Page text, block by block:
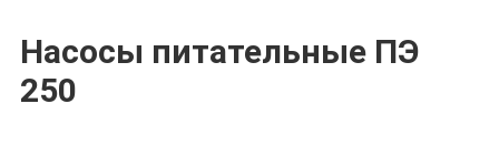
Насосы питательные ПЭ
250